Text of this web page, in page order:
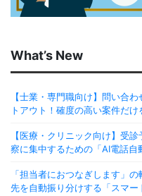
What’s New
【士業・専門職向け】問い合
トアウト！確度の高い案件だ
【医療・クリニック向け】受
察に集中するための「AI電話自
「担当者におつなぎします」
先を自動振り分けする「スマー